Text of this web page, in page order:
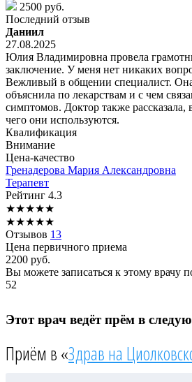
2500 руб.
Последний отзыв
Даниил
27.08.2025
Юлия Владимировна провела
заключение. У меня нет никаких
Вежливый в общении специалист.
объяснила по лекарствам и с чем
симптомов. Доктор также рассказала,
чего они используются.
Квалификация
Внимание
Цена-качество
Гренадерова Мария Александровна
Терапевт
Рейтинг 4.3
★★★★★
★★★★★
Отзывов 13
Цена первичного приема
2200 руб.
Вы можете записаться к этому врачу
52
Этот врач ведёт прём в
Приём в «Здрав на